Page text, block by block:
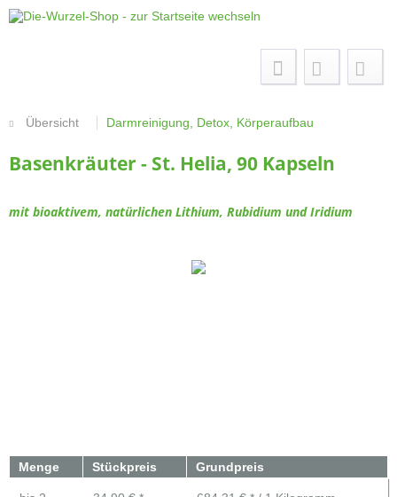
Übersicht Darmreinigung, Detox, Körperaufbau
Basenkräuter - St. Helia, 90 Kapseln
mit bioaktivem, natürlichen Lithium, Rubidium und Iridium
Menge Stückpreis Grundpreis